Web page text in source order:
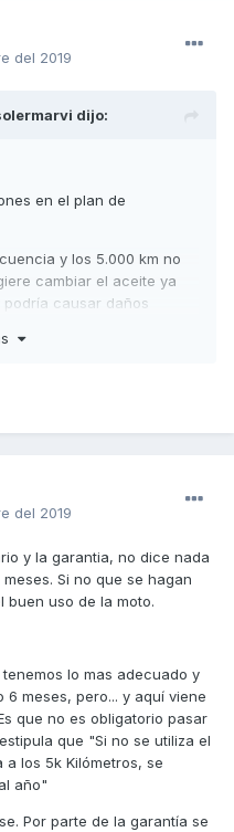
del 2019
dijo:
en el plan de
y los 5.000 km no
cambiar el aceite ya
causar daños
del 2019
y la garantia, no dice nada
Si no que se hagan
buen uso de la moto.
lo mas adecuado y
meses, pero... y aquí viene
que no es obligatorio pasar
que "Si no se utiliza el
los 5k Kilómetros, se
año"
Por parte de la garantía se